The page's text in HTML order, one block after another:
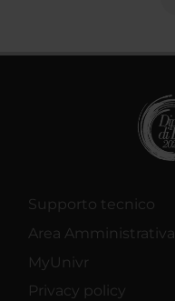
Supporto tecnico
Area Amministrativa
MyUnivr
Privacy policy